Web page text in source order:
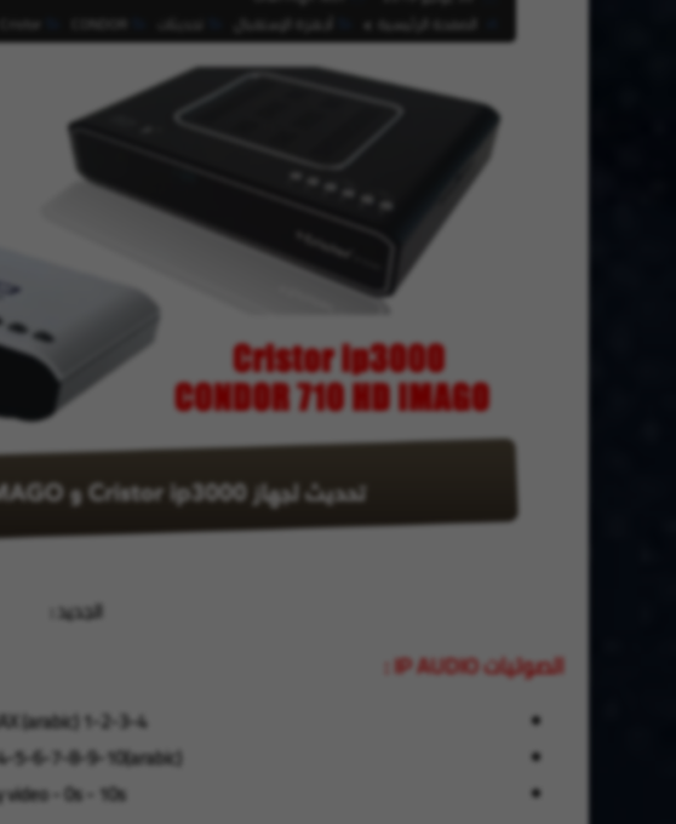
الصفحة الرئيسية
أجهزة الإستقبال CONDOR
Cristor
الجديد :
الصوتيات IP AUDIO :
(arabic) 1-2-3-4
5-6-7-8-9-10(arabic)
video - 0s - 10s